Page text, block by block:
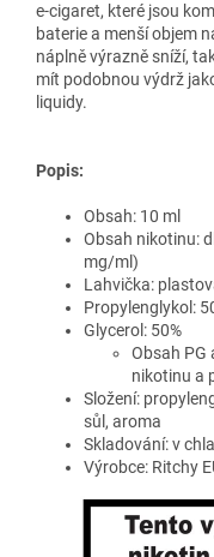
e-cigaret, které jsou
baterie a menší objem
náplně výrazně sníží,
mít podobnou výdrž
liquidy.
Popis:
Obsah: 10 ml
Obsah nikotinu:
mg/ml)
Lahvička:
Propylenglykol:
Glycerol: 50%
Obsah PG
nikotinu a
Složení:
sůl, aroma
Skladování: v
Výrobce: Ritchy